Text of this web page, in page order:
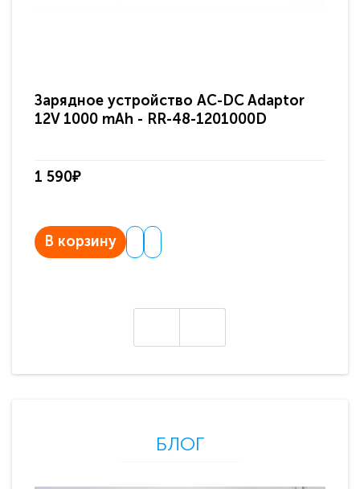
Зарядное устройство AC-DC Adaptor
12V 1000 mAh - RR-48-1201000D
1 590₽
В корзину
БЛОГ